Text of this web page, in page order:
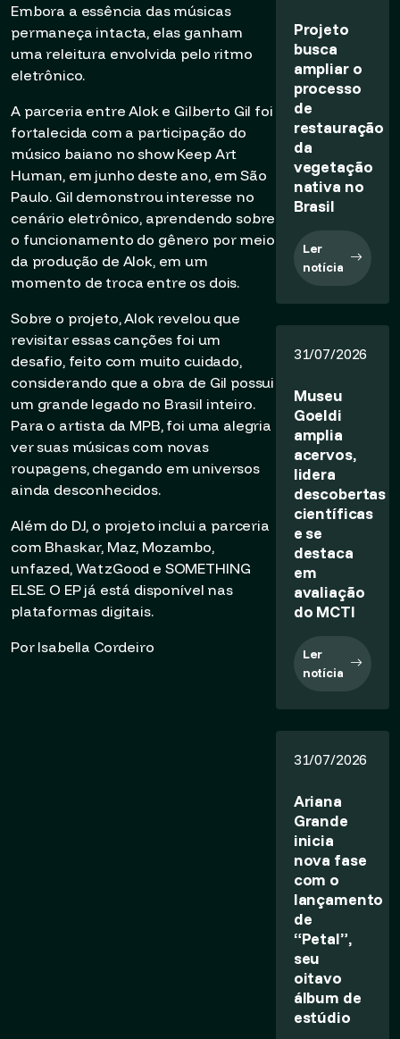
Embora a essência das músicas
permaneça intacta, elas ganham
uma releitura envolvida pelo ritmo
eletrônico.
A parceria entre Alok e Gilberto Gil foi
fortalecida com a participação do
músico baiano no show Keep Art
Human, em junho deste ano, em São
Paulo. Gil demonstrou interesse no
cenário eletrônico, aprendendo sobre
o funcionamento do gênero por meio
da produção de Alok, em um
momento de troca entre os dois.
Sobre o projeto, Alok revelou que
revisitar essas canções foi um
desafio, feito com muito cuidado,
considerando que a obra de Gil possui
um grande legado no Brasil inteiro.
Para o artista da MPB, foi uma alegria
ver suas músicas com novas
roupagens, chegando em universos
ainda desconhecidos.
Além do DJ, o projeto inclui a parceria
com Bhaskar, Maz, Mozambo,
unfazed, WatzGood e SOMETHING
ELSE. O EP já está disponível nas
plataformas digitais.
Por Isabella Cordeiro
Projeto
busca
ampliar o
processo
de
restauração
da
vegetação
nativa no
Brasil
Ler
notícia
31/07/2026
Museu
Goeldi
amplia
acervos,
lidera
descobertas
científicas
e se
destaca
em
avaliação
do MCTI
Ler
notícia
31/07/2026
Ariana
Grande
inicia
nova fase
com o
lançamento
de
“Petal”,
seu
oitavo
álbum de
estúdio